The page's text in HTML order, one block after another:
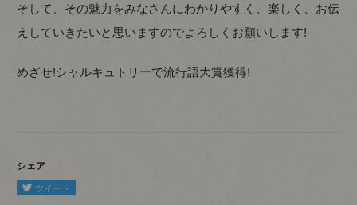
そして、その魅力をみなさんにわかりやすく、楽しく、お伝
えしていきたいと思いますのでよろしくお願いします!
めざせ!シャルキュトリーで流行語大賞獲得!
シェア